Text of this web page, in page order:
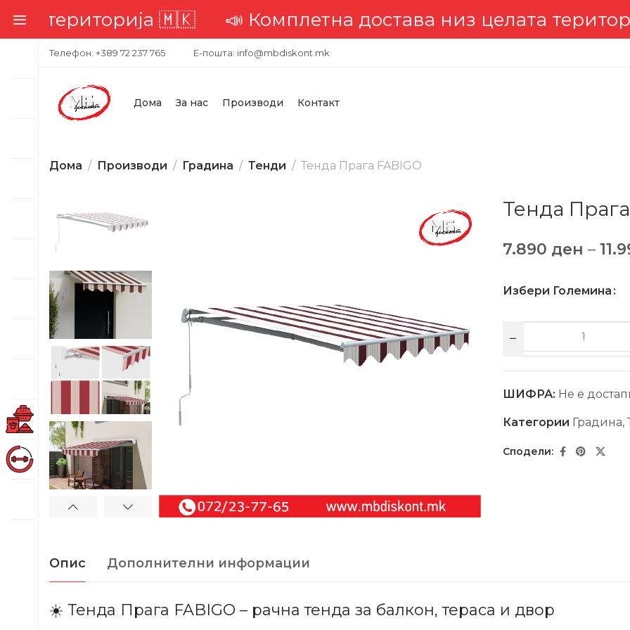
🇲🇰📣 Комплетна достава низ целата територија
Телефон: +389 72 237 765 Е-пошта: info@mbdiskont.mk
Дома За нас Производи Контакт
Дома Производи Градина Тенди Тенда Прага FABIGO
Тенда
7.890 ден –
Избери Големина
ШИФРА: Не е
Категории Градина,
Опис Дополнителни информации
☀️ Тенда Прага FABIGO – рачна тенда за балкон, тераса и двор